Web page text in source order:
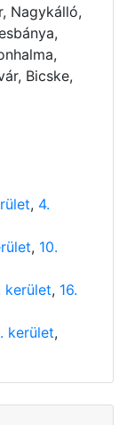
Nagykálló,
Bicske,
, 4.
, 10.
kerület, 16.
kerület,